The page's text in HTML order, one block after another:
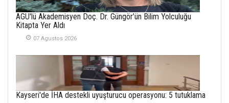
KENDİNE UYANMAK
30 Temmuz 2026
İlgi Alanlarımız ve Biz
SABAHATTİN
SÜRMEN
AGÜ'lü Akademisyen Doç. Dr. Güngör’ün Bilim Yolculuğu
Kitapta Yer Aldı
07 Agustos 2026
Kayseri'de İHA destekli uyuşturucu operasyonu: 5 tutuklama